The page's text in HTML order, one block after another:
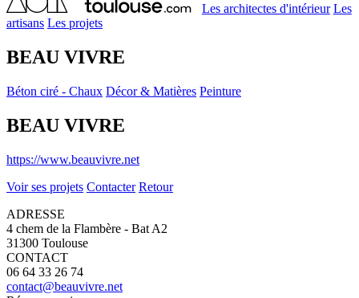
Les architectes d'intérieur Les
artisans Les projets
BEAU VIVRE
Béton ciré - Chaux Décor & Matières Peinture
BEAU VIVRE
https://www.beauvivre.net
Voir ses projets Contacter Retour
ADRESSE
4 chem de la Flambère - Bat A2
31300 Toulouse
CONTACT
06 64 33 26 74
contact@beauvivre.net